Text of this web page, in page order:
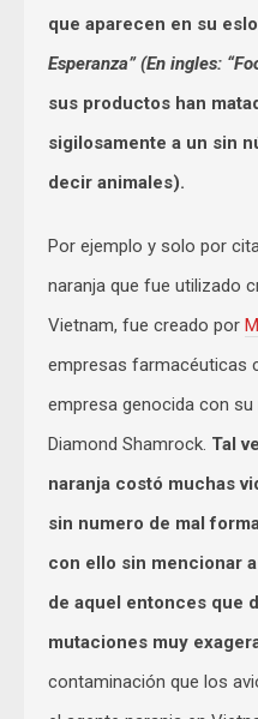
que aparecen en su
Esperanza” (En ingles:
sus productos han
sigilosamente a un sin
decir animales).
Por ejemplo y solo por
naranja que fue utilizado
Vietnam, fue creado por
empresas farmacéuticas
empresa genocida con
Diamond Shamrock. Tal
naranja costó muchas
sin numero de mal
con ello sin mencionar
de aquel entonces que
mutaciones muy
contaminación que los